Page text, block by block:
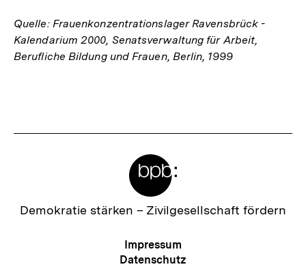
Quelle: Frauenkonzentrationslager Ravensbrück -
Kalendarium 2000, Senatsverwaltung für Arbeit,
Berufliche Bildung und Frauen, Berlin, 1999
Zur
Demokratie stärken – Zivilgesellschaft fördern
Meta-
Navigation
Impressum
Datenschutz